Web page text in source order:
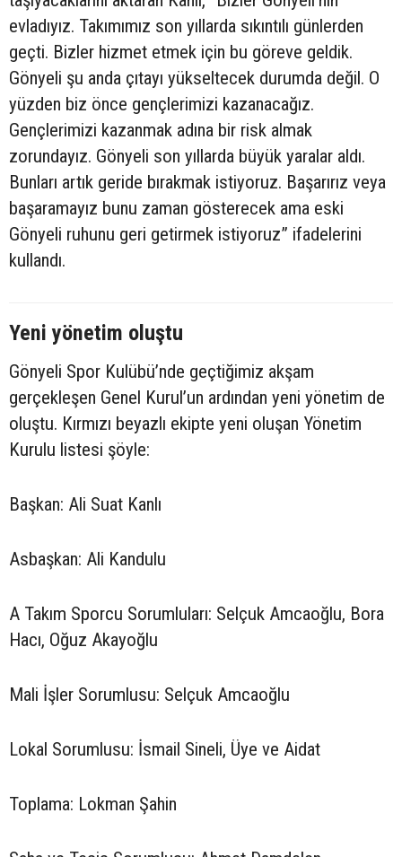
evladıyız. Takımımız son yıllarda sıkıntılı günlerden
geçti. Bizler hizmet etmek için bu göreve geldik.
Gönyeli şu anda çıtayı yükseltecek durumda değil. O
yüzden biz önce gençlerimizi kazanacağız.
Gençlerimizi kazanmak adına bir risk almak
zorundayız. Gönyeli son yıllarda büyük yaralar aldı.
Bunları artık geride bırakmak istiyoruz. Başarırız veya
başaramayız bunu zaman gösterecek ama eski
Gönyeli ruhunu geri getirmek istiyoruz” ifadelerini
kullandı.
Yeni yönetim oluştu
Gönyeli Spor Kulübü’nde geçtiğimiz akşam
gerçekleşen Genel Kurul’un ardından yeni yönetim de
oluştu. Kırmızı beyazlı ekipte yeni oluşan Yönetim
Kurulu listesi şöyle:
Başkan: Ali Suat Kanlı
Asbaşkan: Ali Kandulu
A Takım Sporcu Sorumluları: Selçuk Amcaoğlu, Bora
Hacı, Oğuz Akayoğlu
Mali İşler Sorumlusu: Selçuk Amcaoğlu
Lokal Sorumlusu: İsmail Sineli, Üye ve Aidat
Toplama: Lokman Şahin